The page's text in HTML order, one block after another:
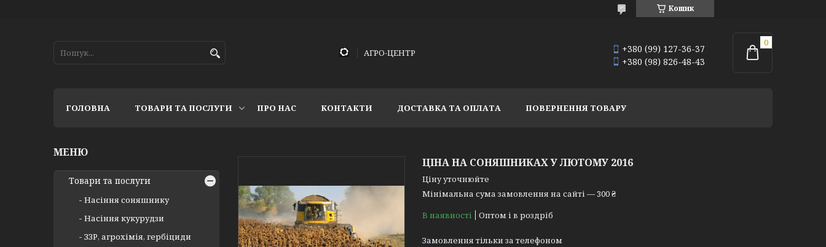
Кошик
АГРО-ЦЕНТР
+380 (99) 127-36-37
+380 (98) 826-48-43
ГОЛОВНА ТОВАРИ ТА ПОСЛУГИ ПРО НАС КОНТАКТИ ДОСТАВКА ТА ОПЛАТА ПОВЕРНЕННЯ ТОВАРУ
ЦІНА НА СОНЯШНИКАХ У ЛЮТОМУ 2016
Ціну уточнюйте
Мінімальна сума замовлення на сайті — 300 ₴
В наявності
Оптом і в роздріб
Замовлення тільки за телефоном
Товари та послуги
Насіння соняшнику
Насіння кукурудзи
ЗЗР, агрохімія, гербіциди